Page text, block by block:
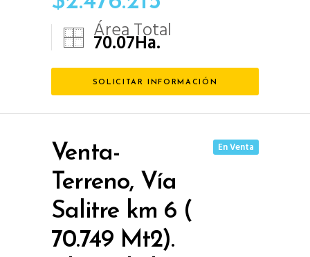
Área Total
70.07Ha.
SOLICITAR INFORMACIÓN
Venta-
Terreno, Vía
Salitre km 6 (
70.749 Mt2).
En Venta